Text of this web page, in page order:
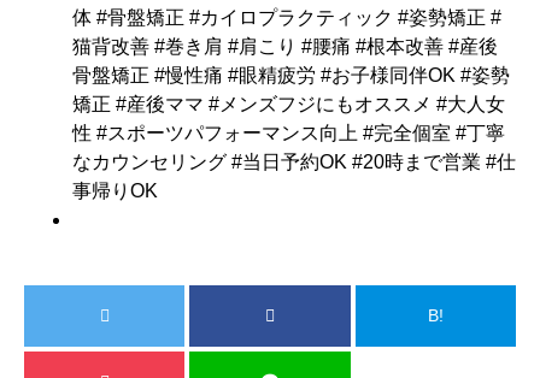
体 #骨盤矯正 #カイロプラクティック #姿勢矯正 #
猫背改善 #巻き肩 #肩こり #腰痛 #根本改善 #産後
骨盤矯正 #慢性痛 #眼精疲労 #お子様同伴OK #姿勢
矯正 #産後ママ #メンズフジにもオススメ #大人女
性 #スポーツパフォーマンス向上 #完全個室 #丁寧
なカウンセリング #当日予約OK #20時まで営業 #仕
事帰りOK
B!